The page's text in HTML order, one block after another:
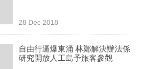
28 Dec 2018
自由行逼爆東涌 林鄭解決辦法係
研究開放人工島予旅客參觀